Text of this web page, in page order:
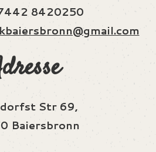
8420250
Str 69,
Baiersbronn